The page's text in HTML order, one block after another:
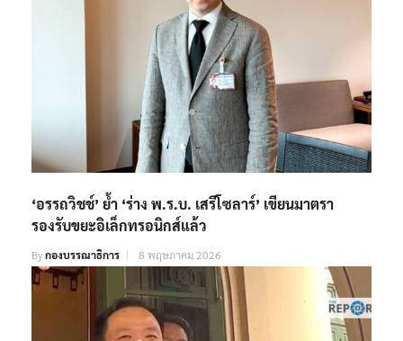
‘อรรถวิชช์’ ย้ำ ‘ร่าง พ.ร.บ. เสรีโซลาร์’ เขียนมาตรา
รองรับขยะอิเล็กทรอนิกส์แล้ว
Byกองบรรณาธิการ 8 พฤษภาคม 2026